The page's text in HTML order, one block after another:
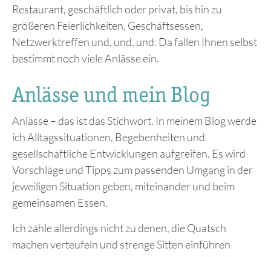
Restaurant, geschäftlich oder privat, bis hin zu
größeren Feierlichkeiten, Geschäftsessen,
Netzwerktreffen und, und, und. Da fallen Ihnen selbst
bestimmt noch viele Anlässe ein.
Anlässe und mein Blog
Anlässe – das ist das Stichwort. In meinem Blog werde
ich Alltagssituationen, Begebenheiten und
gesellschaftliche Entwicklungen aufgreifen. Es wird
Vorschläge und Tipps zum passenden Umgang in der
jeweiligen Situation geben, miteinander und beim
gemeinsamen Essen.
Ich zähle allerdings nicht zu denen, die Quatsch
machen verteufeln und strenge Sitten einführen